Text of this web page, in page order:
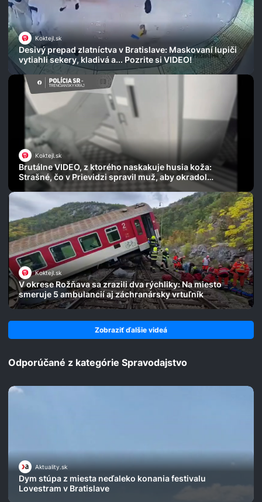
Koktejl.sk
Desivý prepad zlatníctva v Bratislave: Maskovaní lupiči
vytiahli sekery, kladivá a... Pozrite si VIDEO!
Koktejl.sk
Brutálne VIDEO, z ktorého naskakuje husia koža:
Strašné, čo v Prievidzi spravil muž, aby okradol
seniorku!
Koktejl.sk
V okrese Rožňava sa zrazili dva rýchliky: Na miesto
smeruje 5 ambulancií aj záchranársky vrtuľník
Zobraziť ďalšie videá
Odporúčané z kategórie Spravodajstvo
Aktuality.sk
Dym stúpa z miesta neďaleko konania festivalu
Lovestram v Bratislave